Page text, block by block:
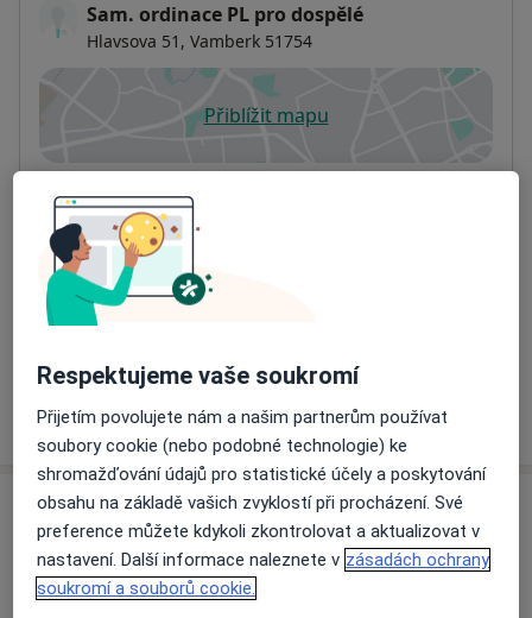
Sam. ordinace PL pro dospělé
Hlavsova 51, Vamberk 51754
Přiblížit mapuse otevře v nové záložce
Co mám v takové situaci udělat?
Způsoby platby (soukromé návštěvy)
Na teto adrese lékař přijímá pacienty na pojišťovnu
Víceo adrese
Názory
Přidejte svůj názor
Respektujeme vaše soukromí
Přijetím povolujete nám a našim partnerům používat
soubory cookie (nebo podobné technologie) ke
shromažďování údajů pro statistické účely a poskytování
obsahu na základě vašich zvyklostí při procházení. Své
preference můžete kdykoli zkontrolovat a aktualizovat v
nastavení. Další informace naleznete v zásadách ochrany
soukromí a souborů cookie.